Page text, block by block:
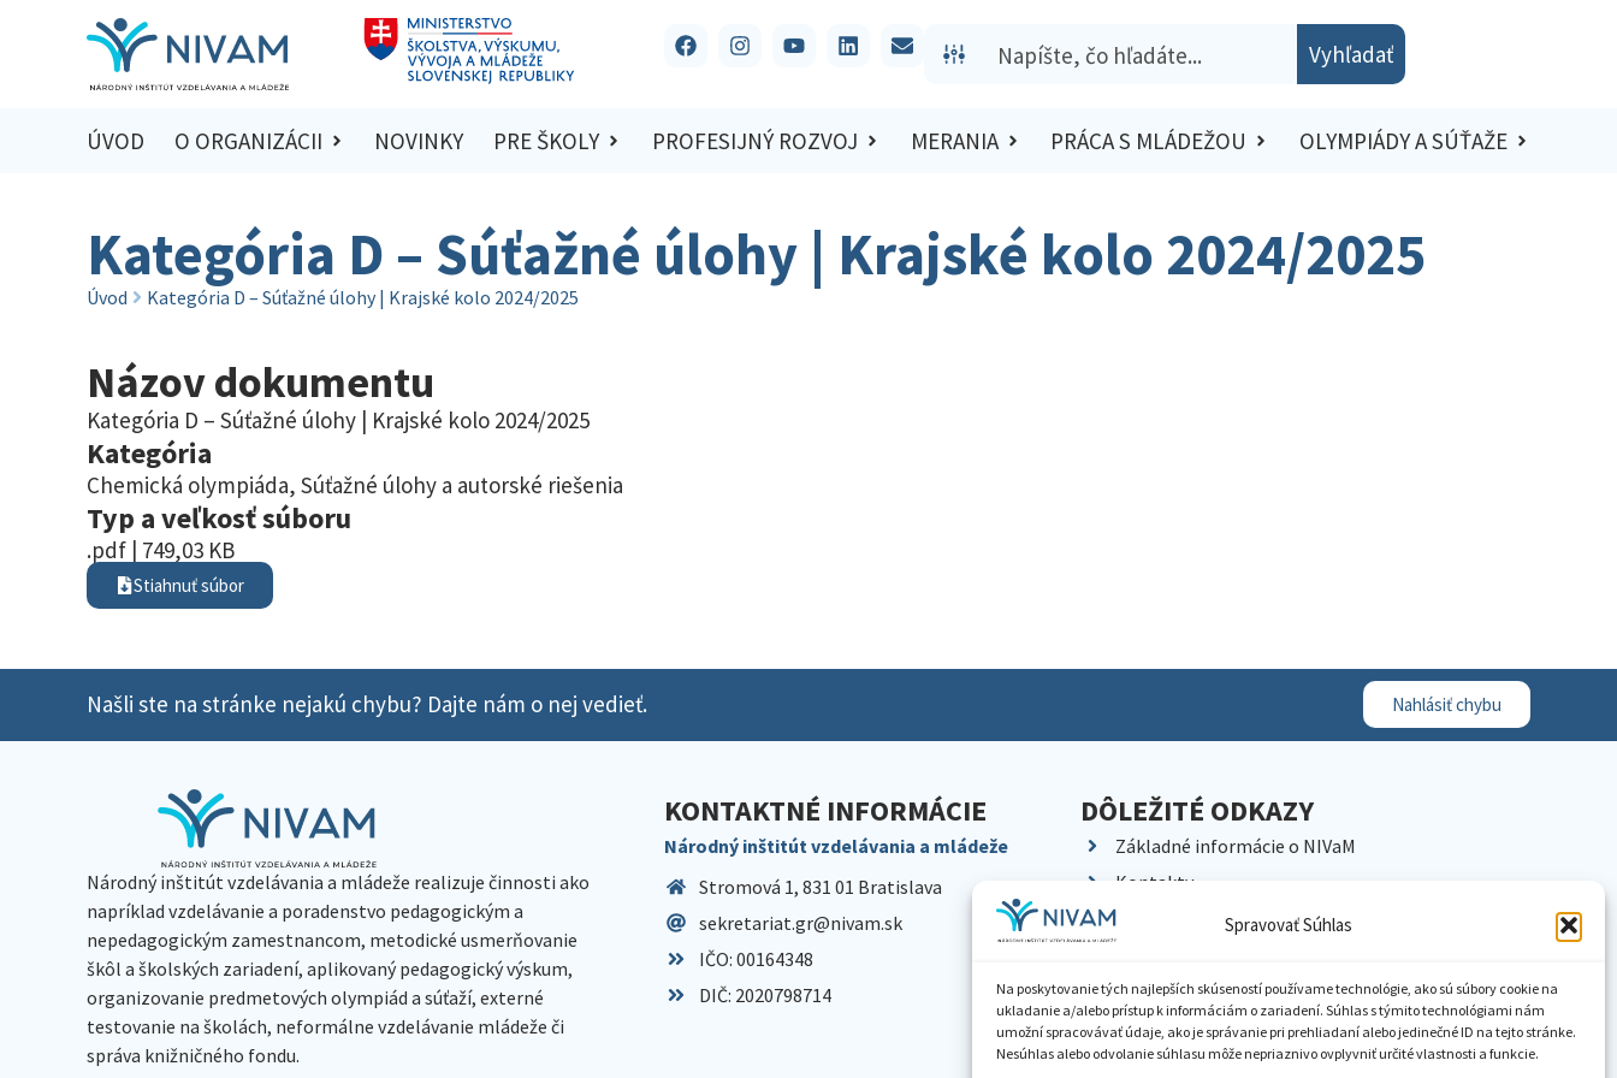
Spravovať Súhlas
Na poskytovanie tých najlepších skúseností používame technológie, ako sú súbory cookie na
ukladanie a/alebo prístup k informáciám o zariadení. Súhlas s týmito technológiami nám
umožní spracovávať údaje, ako je správanie pri prehliadaní alebo jedinečné ID na tejto stránke.
Nesúhlas alebo odvolanie súhlasu môže nepriaznivo ovplyvniť určité vlastnosti a funkcie.
Vyhľadať
ÚVOD O ORGANIZÁCII NOVINKY PRE ŠKOLY PROFESIJNÝ ROZVOJ MERANIA PRÁCA S MLÁDEŽOU OLYMPIÁDY A SÚŤAŽE
Kategória D – Súťažné úlohy | Krajské kolo 2024/2025
Úvod Kategória D – Súťažné úlohy | Krajské kolo 2024/2025
Názov dokumentu
Kategória D – Súťažné úlohy | Krajské kolo 2024/2025
Kategória
Chemická olympiáda, Súťažné úlohy a autorské riešenia
Typ a veľkosť súboru
.pdf | 749,03 KB
Stiahnuť súbor
Našli ste na stránke nejakú chybu? Dajte nám o nej vedieť. Nahlásiť chybu
Národný inštitút vzdelávania a mládeže realizuje činnosti ako
napríklad vzdelávanie a poradenstvo pedagogickým a
nepedagogickým zamestnancom, metodické usmerňovanie
škôl a školských zariadení, aplikovaný pedagogický výskum,
organizovanie predmetových olympiád a súťaží, externé
testovanie na školách, neformálne vzdelávanie mládeže či
správa knižničného fondu.
KONTAKTNÉ INFORMÁCIE
Národný inštitút vzdelávania a mládeže
Stromová 1, 831 01 Bratislava
sekretariat.gr@nivam.sk
IČO: 00164348
DIČ: 2020798714
DÔLEŽITÉ ODKAZY
Základné informácie o NIVaM
Kontakty
Kariéra
Pracoviská NIVaM
Dokumenty inštitúcie
Knižnica